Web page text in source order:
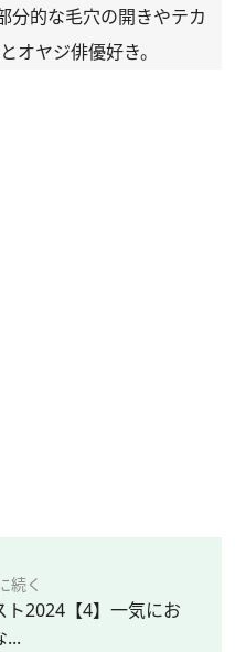
的な毛穴の開きやテカ
オヤジ俳優好き。
続く
ト2024【4】一気にお
...